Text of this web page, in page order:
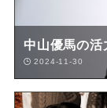
中山優馬の活
2024-11-30